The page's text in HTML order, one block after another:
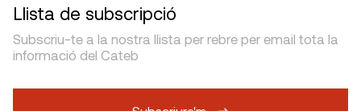
Llista de subscripció
Subscriu-te a la nostra llista per rebre per email tota la
informació del Cateb